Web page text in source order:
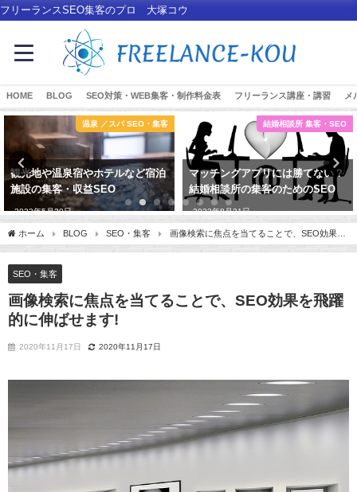
フリーランスSEO集客のプロ 大塚コウ
HOME BLOG SEO対策・WEB集客・制作料金表 フリーランス講座・講習 メ
温泉 ／スパ SEO・集客
観光地や温泉宿やホテルなど宿泊
施設の集客・収益SEO
2023年5月30日
結婚相談所 集客・SEO
マッチングアプリには勝てない？
結婚相談所の集客のためのSEO
2023年8月31日
ホーム BLOG SEO・集客
画像検索に焦点を当てることで、SEO効果を
飛躍的に伸ばせます!
SEO・集客
画像検索に焦点を当てることで、SEO効果を飛躍
的に伸ばせます!
2020年11月17日 2020年11月17日